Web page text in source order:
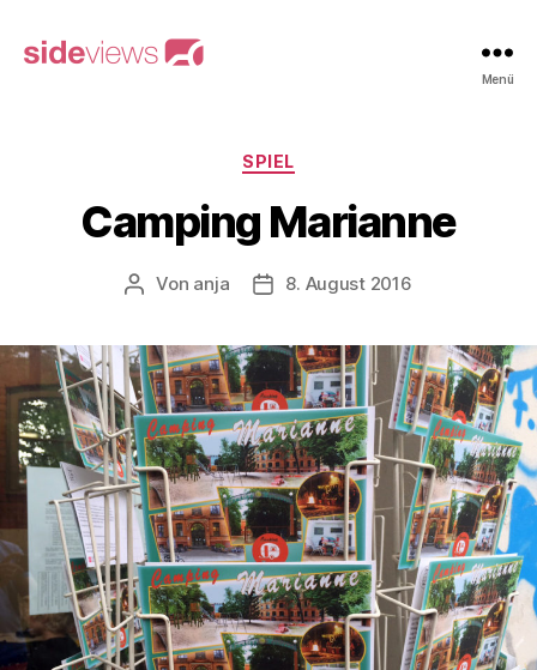
Menü
Kategorien
SPIEL
Camping Marianne
Beitragsautor
Von anja Beitragsdatum
8. August 2016